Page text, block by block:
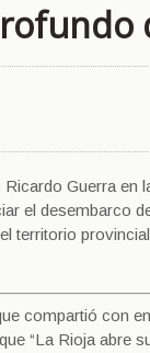
Guerra en
el desembarco
territorio
compartió con
“La Rioja abre